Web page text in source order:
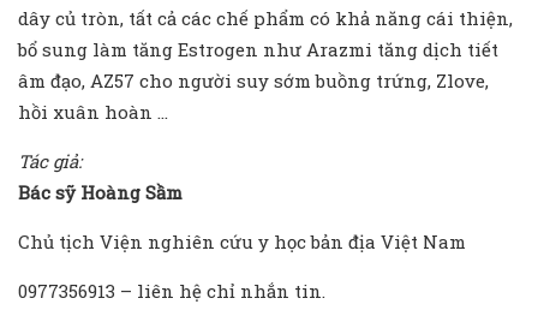
dây củ tròn, tất cả các chế phẩm có khả năng cái thiện,
bổ sung làm tăng Estrogen như Arazmi tăng dịch tiết
âm đạo, AZ57 cho người suy sớm buồng trứng, Zlove,
hồi xuân hoàn …
Tác giả:
Bác sỹ Hoàng Sầm
Chủ tịch Viện nghiên cứu y học bản địa Việt Nam
0977356913 – liên hệ chỉ nhắn tin.